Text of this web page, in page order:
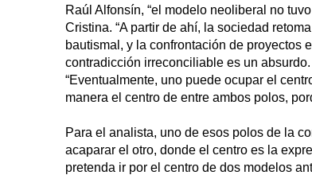
Raúl Alfonsín, “el modelo neoliberal no
Cristina. “A partir de ahí, la sociedad
bautismal, y la confrontación de proyectos
contradicción irreconciliable es un
“Eventualmente, uno puede ocupar el
manera el centro de entre ambos polos,
Para el analista, uno de esos polos de la
acaparar el otro, donde el centro es la
pretenda ir por el centro de dos modelos